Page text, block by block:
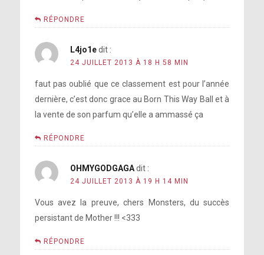
RÉPONDRE
L4jo1e dit :
24 JUILLET 2013 À 18 H 58 MIN
faut pas oublié que ce classement est pour l’année
dernière, c’est donc grace au Born This Way Ball et à
la vente de son parfum qu’elle a ammassé ça
RÉPONDRE
OHMYGODGAGA dit :
24 JUILLET 2013 À 19 H 14 MIN
Vous avez la preuve, chers Monsters, du succès
persistant de Mother !!! <333
RÉPONDRE